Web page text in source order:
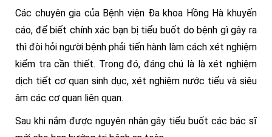
Các chuyên gia của Bệnh viện Đa khoa Hồng Hà khuyến
cáo, để biết chính xác bạn bị tiểu buốt do bệnh gì gây ra
thì đòi hỏi người bệnh phải tiến hành làm cách xét nghiệm
kiểm tra cần thiết. Trong đó, đáng chú là là xét nghiệm
dịch tiết cơ quan sinh dục, xét nghiệm nước tiểu và siêu
âm các cơ quan liên quan.
Sau khi nắm được nguyên nhân gây tiểu buốt các bác sĩ